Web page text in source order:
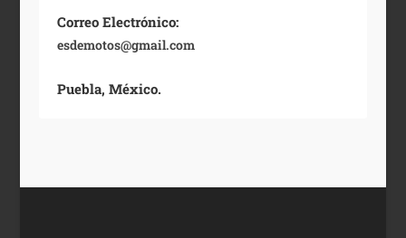
Correo Electrónico:
esdemotos@gmail.com
Puebla, México.